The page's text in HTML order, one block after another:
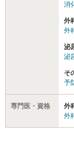
消
外
外
泌
泌
そ
予
専門医・資格
外
外